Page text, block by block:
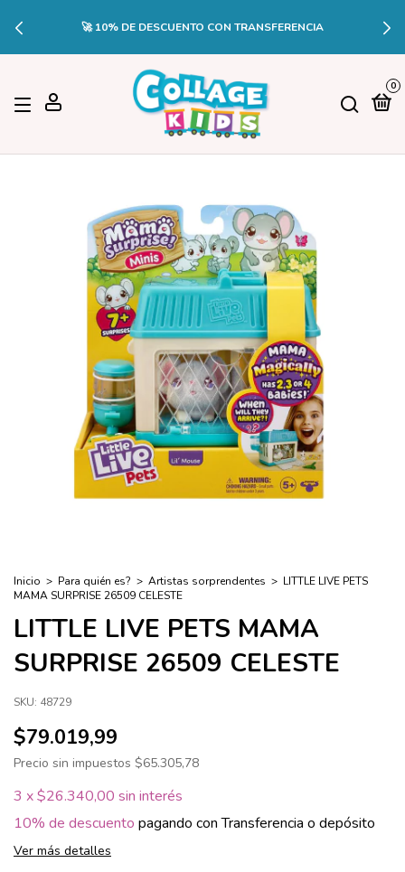
🚀 10% DE DESCUENTO CON TRANSFERENCIA
0
Inicio > Para quién es? > Artistas sorprendentes > LITTLE LIVE PETS
MAMA SURPRISE 26509 CELESTE
LITTLE LIVE PETS MAMA
SURPRISE 26509 CELESTE
SKU: 48729
$79.019,99
Precio sin impuestos $65.305,78
3 x$26.340,00 sin interés
10% de descuento pagando con Transferencia o depósito
Ver más detalles